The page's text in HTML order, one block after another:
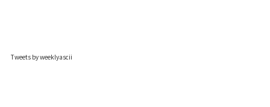
Tweets by weeklyascii